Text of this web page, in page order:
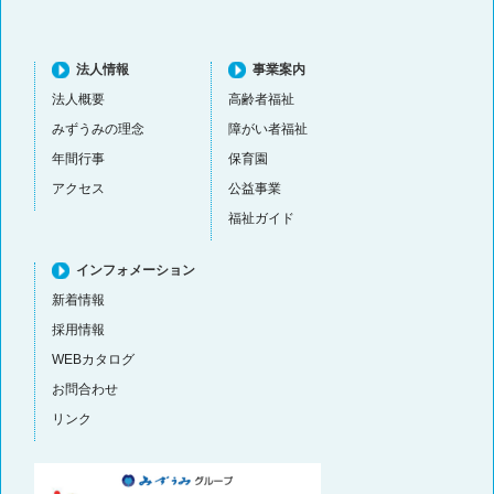
法人情報
法人概要
みずうみの理念
年間行事
アクセス
事業案内
高齢者福祉
障がい者福祉
保育園
公益事業
福祉ガイド
インフォメーション
新着情報
採用情報
WEBカタログ
お問合わせ
リンク